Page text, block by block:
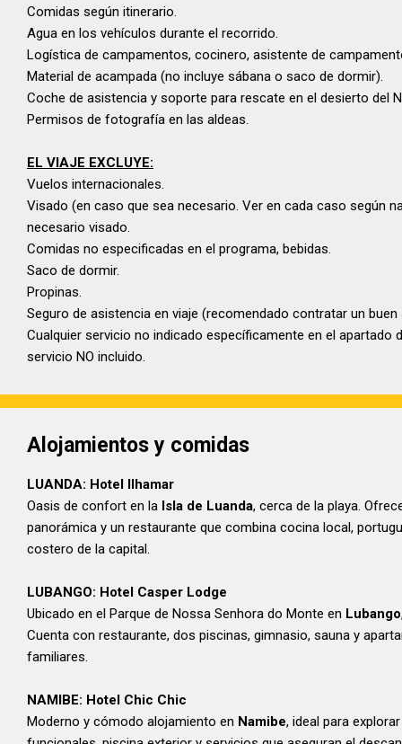
Comidas según itinerario.
Agua en los vehículos durante el recorrido.
Logística de campamentos, cocinero, asistente de
Material de acampada (no incluye sábana o saco de dormir).
Coche de asistencia y soporte para rescate en el desierto del
Permisos de fotografía en las aldeas.
EL VIAJE EXCLUYE:
Vuelos internacionales.
Visado (en caso que sea necesario. Ver en cada caso según
necesario visado.
Comidas no especificadas en el programa, bebidas.
Saco de dormir.
Propinas.
Seguro de asistencia en viaje (recomendado contratar un
Cualquier servicio no indicado específicamente en el
servicio NO incluido.
Alojamientos y comidas
LUANDA: Hotel Ilhamar
Oasis de confort en la Isla de Luanda, cerca de la playa.
panorámica y un restaurante que combina cocina local,
costero de la capital.
LUBANGO: Hotel Casper Lodge
Ubicado en el Parque de Nossa Senhora do Monte en Lubango
Cuenta con restaurante, dos piscinas, gimnasio, sauna y
familiares.
NAMIBE: Hotel Chic Chic
Moderno y cómodo alojamiento en Namibe, ideal para